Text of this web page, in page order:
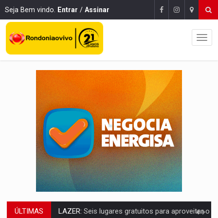
Seja Bem vindo. Entrar / Assinar
ÚLTIMAS LAZER: Seis lugares gratuitos para aproveitar o fim de semana